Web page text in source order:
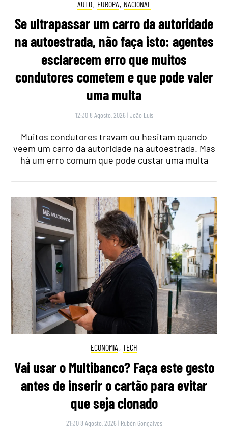
AUTO, EUROPA, NACIONAL
Se ultrapassar um carro da autoridade
na autoestrada, não faça isto: agentes
esclarecem erro que muitos
condutores cometem e que pode valer
uma multa
12:30 8 Agosto, 2026 |João Luís
Muitos condutores travam ou hesitam quando
veem um carro da autoridade na autoestrada. Mas
há um erro comum que pode custar uma multa
ECONOMIA , TECH
Vai usar o Multibanco? Faça este gesto
antes de inserir o cartão para evitar
que seja clonado
21:30 8 Agosto, 2026 | Rubén Gonçalves